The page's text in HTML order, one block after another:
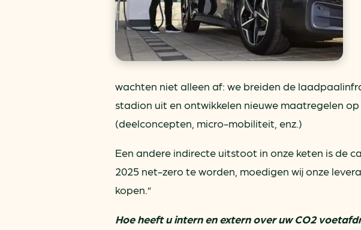
wachten niet alleen af: we breiden de
stadion uit en ontwikkelen nieuwe maatregelen
(deelconcepten, micro-mobiliteit, enz.)
Een andere indirecte uitstoot in onze keten is de
2025 net-zero te worden, moedigen wij onze
kopen.”
Hoe heeft u intern en extern over uw CO2